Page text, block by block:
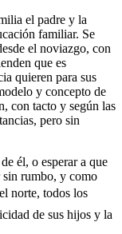
el padre y la
familiar. Se
el noviazgo, con
que es
quieren para sus
y concepto de
con tacto y según las
pero sin
él, o esperar a que
sin rumbo, y como
norte, todos los
de sus hijos y la